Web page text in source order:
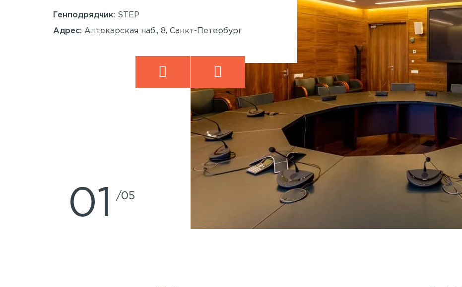
1 5
Генподрядчик: STEP
Адрес: Аптекарская наб., 8, Санкт-Петербург
860 кв.м
Генподрядчик:Ленмонтаж
Адрес:Крестовский остров, Рюхина, 9 А,
Петербург